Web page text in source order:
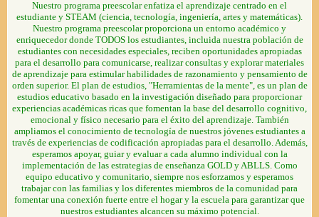
Nuestro programa preescolar enfatiza el aprendizaje centrado en el
estudiante y STEAM (ciencia, tecnología, ingeniería, artes y matemáticas).
Nuestro programa preescolar proporciona un entorno académico y
enriquecedor donde TODOS los estudiantes, incluida nuestra población de
estudiantes con necesidades especiales, reciben oportunidades apropiadas
para el desarrollo para comunicarse, realizar consultas y explorar materiales
de aprendizaje para estimular habilidades de razonamiento y pensamiento de
orden superior. El plan de estudios, "Herramientas de la mente", es un plan de
estudios educativo basado en la investigación diseñado para proporcionar
experiencias académicas ricas que fomentan la base del desarrollo cognitivo,
emocional y físico necesario para el éxito del aprendizaje. También
ampliamos el conocimiento de tecnología de nuestros jóvenes estudiantes a
través de experiencias de codificación apropiadas para el desarrollo. Además,
esperamos apoyar, guiar y evaluar a cada alumno individual con la
implementación de las estrategias de enseñanza GOLD y ABLLS. Como
equipo educativo y comunitario, siempre nos esforzamos y esperamos
trabajar con las familias y los diferentes miembros de la comunidad para
fomentar una conexión fuerte entre el hogar y la escuela para garantizar que
nuestros estudiantes alcancen su máximo potencial.